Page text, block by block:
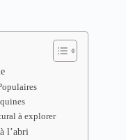
à explorer
l’abri